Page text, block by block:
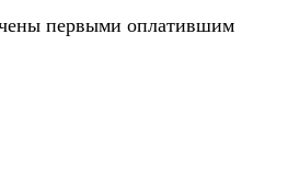
первыми оплатившим